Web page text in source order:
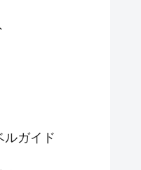
ルガイド